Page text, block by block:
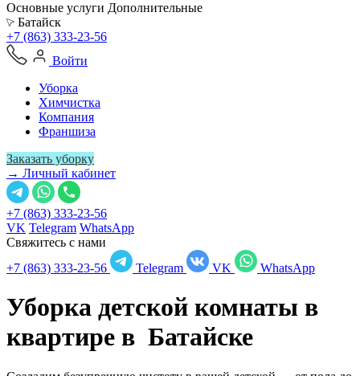
Основные услуги Дополнительные
Батайск
+7 (863) 333-23-56
Войти
Уборка
Химчистка
Компания
Франшиза
Заказать уборку
→ Личный кабинет
+7 (863) 333-23-56
VK Telegram WhatsApp
Свяжитесь с нами
+7 (863) 333-23-56
Telegram VK WhatsApp
Уборка детской комнаты в
квартире в Батайске